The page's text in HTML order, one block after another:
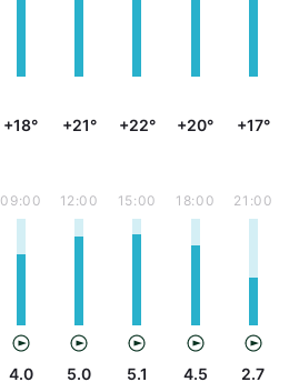
+18° +21° +22° +20° +17°
09:00
4.0
12:00
5.0
15:00
5.1
18:00
4.5
21:00
2.7